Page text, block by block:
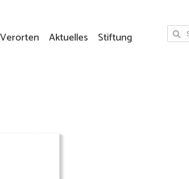
Verorten Aktuelles Stiftung